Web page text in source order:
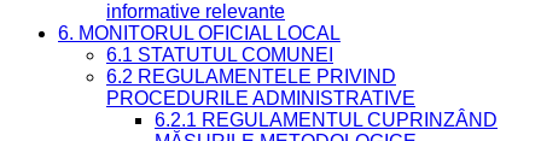
informative relevante
6. MONITORUL OFICIAL LOCAL
6.1 STATUTUL COMUNEI
6.2 REGULAMENTELE PRIVIND
PROCEDURILE ADMINISTRATIVE
6.2.1 REGULAMENTUL CUPRINZÂND